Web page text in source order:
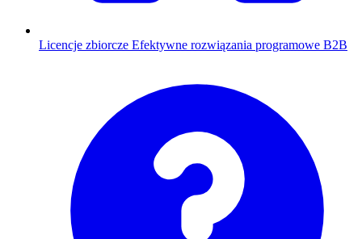
Licencje zbiorcze Efektywne rozwiązania programowe B2B